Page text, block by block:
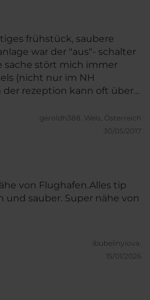
von Flughafen.Alles tip
und sauber. Super nähe von
ibubelinyiova.
15/01/2026
frühstück, saubere
war der "aus"- schalter
sache stört mich immer
(nicht nur im NH
der rezeption kann oft über
wenig bis gar nicht
muss ich wissen was
stadt abgeht (ich war
stadt fragst und du von
wirst als hättest
zum mond gefragt, dann
gesagt, hotel war top. sehr
geroldh388. Wels, Österreich
30/05/2017